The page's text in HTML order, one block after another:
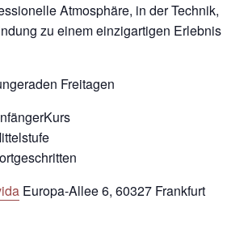
Atmosphäre, in der Technik,
zu einem einzigartigen Erlebnis
Freitagen
Europa-Allee 6, 60327 Frankfurt